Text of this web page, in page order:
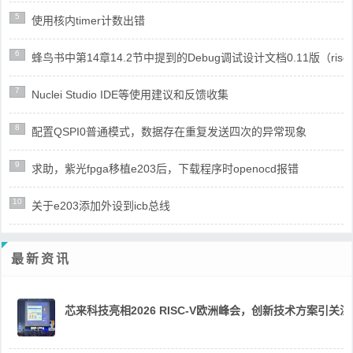
5 使用核内timer计数出错
6 蜂鸟书中第14章14.2节中提到的Debug调试设计文档0.11版（
7 Nuclei Studio IDE等使用建议和反馈收集
8 配置QSPI0普通模式，数据存在重复发送四次的异常现象
9 求助，紫光fpga移植e203后，下载程序时openocd报错
10 关于e203添加外设到icb总线
最新资讯
芯来科技亮相2026 RISC-V欧洲峰会，创新技术方案引关注